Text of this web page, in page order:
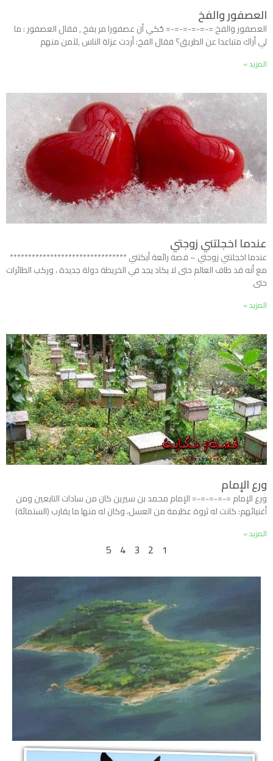
العصفور والفخ
العصفور والفخ =-=-=-=-=-= حُكي أن عصفورا مر بفخ , فقال العصفور : ما
لي أراك متباعدا عن الطريق؟ فقال الفخ: أردت عزلة الناس ,لآمن منهم
المزيد »
عندما اخجلتني زوجتي
عندما اخجلتني زوجتي – قصة رائعة أبكتني ********************************
مع أنه قد طاف العالم حتى لا يكاد يجد في الخريطة دولة جديدة ، وركب الطائرات
حتى
المزيد »
ورع الإمام
ورع الإمام =-=-=-=-= الإمام محمد بن سيرين كان من سادات التابعين ومن
أغنيائهم: كانت له ثروة عظيمة من العسل، وكان له منها ما يقارب (الستمائة)
المزيد »
1
2
3
4
5